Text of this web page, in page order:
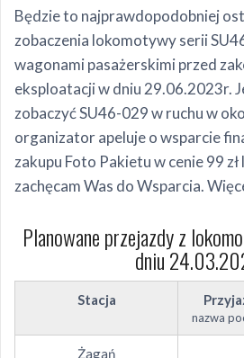
Będzie to najprawdopodobniej
zobaczenia lokomotywy serii
wagonami pasażerskimi przed
eksploatacji w dniu 29.06.2023r.
zobaczyć SU46-029 w ruchu w
organizator apeluje o wsparcie
zakupu Foto Pakietu w cenie 99 zł
zachęcam Was do Wsparcia.
Planowane przejazdy z
dniu
Stacja
nazwa
Żagań